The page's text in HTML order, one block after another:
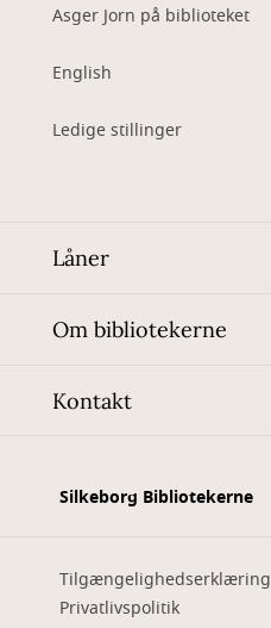
Asger Jorn på biblioteket
English
Ledige stillinger
Låner
Om bibliotekerne
Kontakt
Silkeborg Bibliotekerne
Tilgængelighedserklæring
Privatlivspolitik